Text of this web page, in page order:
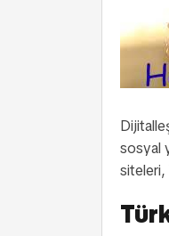
sosyal
siteleri,